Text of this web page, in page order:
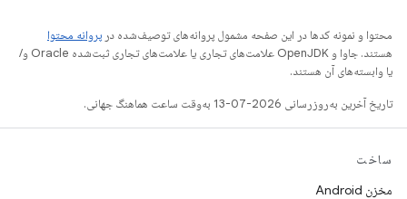
محتوا و نمونه کدها در این صفحه مشمول پروانه‌های توصیف‌شده در پروانه محتوا
هستند. جاوا و OpenJDK علامت‌های تجاری یا علامت‌های تجاری ثبت‌شده Oracle و/
یا وابسته‌های آن هستند.
تاریخ آخرین به‌روزرسانی 2026-07-13 به‌وقت ساعت هماهنگ جهانی.
ساخت
مخزن Android